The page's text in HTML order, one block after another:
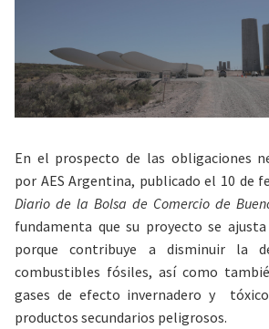
En el prospecto de las obligaciones
por AES Argentina, publicado el 10 de
Diario de la Bolsa de Comercio de
fundamenta que su proyecto se
porque contribuye a disminuir la
combustibles fósiles, así como
gases de efecto invernadero y
productos secundarios peligrosos.